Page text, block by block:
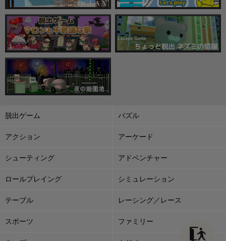
脱出ゲーム パズル
アクション アーケード
シューティング アドベンチャー
ロールプレイング シミュレーション
テーブル レーシング／レース
スポーツ ファミリー